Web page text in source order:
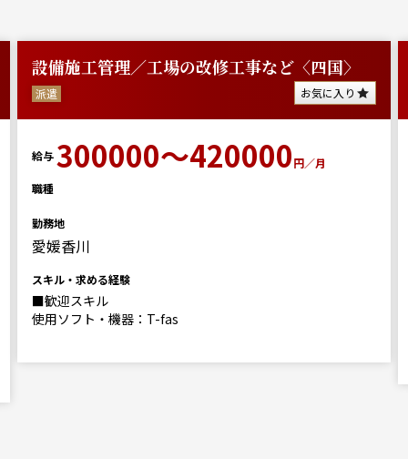
設備施工管理／工場の改修工事など〈四国〉
派遣 お気に入り
給与300000～420000円／月
職種
勤務地
愛媛香川
スキル・求める経験
■歓迎スキル
使用ソフト・機器：T-fas